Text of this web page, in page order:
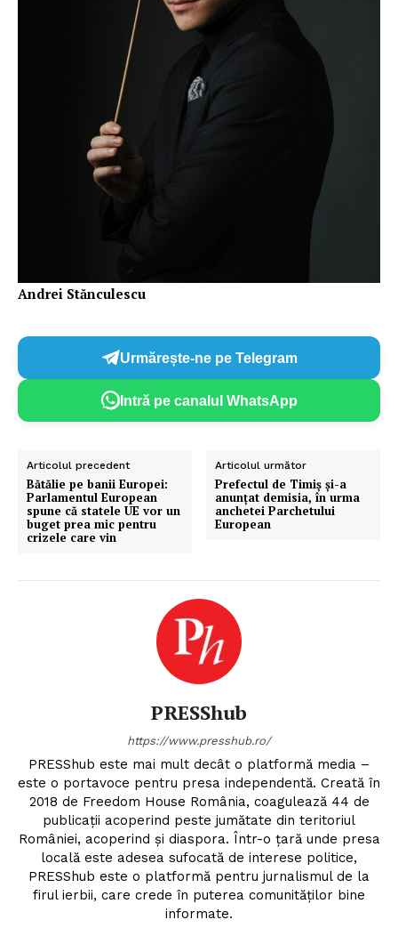
Un proiect
FREEDOM HOUSE ROMÂNIA
Andrei Stănculescu
Urmărește-ne pe Telegram
Intră pe canalul WhatsApp
Articolul precedent
Bătălie pe banii Europei:
Parlamentul European
spune că statele UE vor un
buget prea mic pentru
crizele care vin
Articolul următor
Prefectul de Timiş şi-a
anunţat demisia, în urma
anchetei Parchetului
European
PRESShub
https://www.presshub.ro/
PRESShub este mai mult decât o platformă media –
este o portavoce pentru presa independentă. Creată în
2018 de Freedom House România, coagulează 44 de
publicații acoperind peste jumătate din teritoriul
României, acoperind și diaspora. Într-o țară unde presa
locală este adesea sufocată de interese politice,
PRESShub este o platformă pentru jurnalismul de la
firul ierbii, care crede în puterea comunităților bine
informate.